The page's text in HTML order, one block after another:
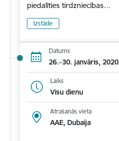
piedalīties tirdzniecības…
Izstāde
Datums
26.–30. janvāris, 2020
Laiks
Visu dienu
Atrašanās vieta
AAE, Dubaija